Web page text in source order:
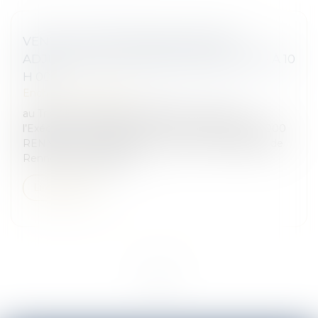
VENTE AUX ENCHERES PUBLIQUES
ADJUDICATION LE MARDI 29 AVRIL 2025 À 10
H 00
au Tribunal Judiciaire de RENNES – Juge de
l’Exécution Cité Judiciaire, 7 rue Pierre Abélard 35000
RENNES Le ministère d'Avocat inscrit au Barreau de
Rennes est obligatoire...